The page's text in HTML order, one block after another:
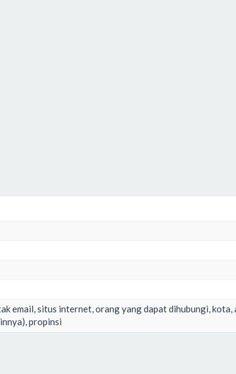
email, situs internet, orang yang dapat dihubungi,
propinsi